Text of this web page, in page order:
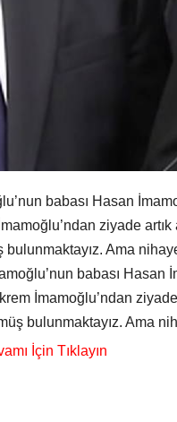
babası Hasan
ziyade
Ama
babası Hasan
İmamoğlu’ndan
bulunmaktayız. Ama